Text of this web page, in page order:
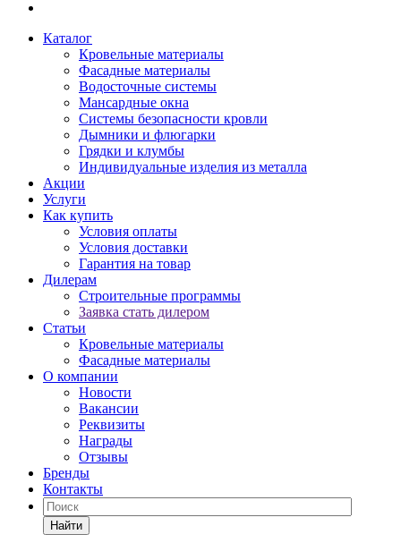
Каталог
Кровельные материалы
Фасадные материалы
Водосточные системы
Мансардные окна
Системы безопасности кровли
Дымники и флюгарки
Грядки и клумбы
Индивидуальные изделия из металла
Акции
Услуги
Как купить
Условия оплаты
Условия доставки
Гарантия на товар
Дилерам
Строительные программы
Заявка стать дилером
Статьи
Кровельные материалы
Фасадные материалы
О компании
Новости
Вакансии
Реквизиты
Награды
Отзывы
Бренды
Контакты
Найти